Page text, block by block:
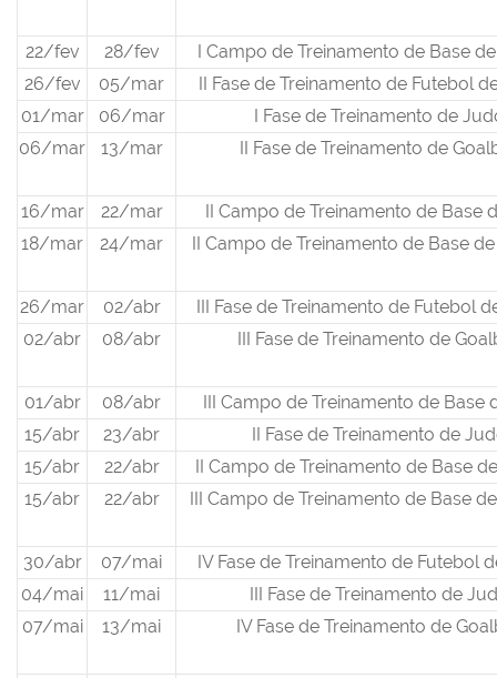
22/fev 28/fev
I Campo de Treinamento de Base
26/fev
05/mar
II Fase de Treinamento de Futebol
01/mar
06/mar
I Fase de Treinamento de
06/mar
13/mar II Fase de Treinamento de
16/mar 22/mar
II Campo de Treinamento de Base
18/mar
24/mar II Campo de Treinamento de Base
26/mar 02/abr
III Fase de Treinamento de Futebol
02/abr
08/abr III Fase de Treinamento de
01/abr 08/abr
III Campo de Treinamento de Base
15/abr
23/abr
II Fase de Treinamento de
15/abr
22/abr
II Campo de Treinamento de Base
15/abr
22/abr III Campo de Treinamento de Base
30/abr 07/mai
IV Fase de Treinamento de Futebol
04/mai
11/mai
III Fase de Treinamento de
07/mai
13/mai IV Fase de Treinamento de